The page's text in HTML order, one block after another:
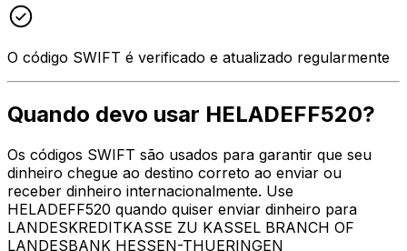
O código SWIFT é verificado e atualizado regularmente
Quando devo usar HELADEFF520?
Os códigos SWIFT são usados para garantir que seu
dinheiro chegue ao destino correto ao enviar ou
receber dinheiro internacionalmente. Use
HELADEFF520 quando quiser enviar dinheiro para
LANDESKREDITKASSE ZU KASSEL BRANCH OF
LANDESBANK HESSEN-THUERINGEN